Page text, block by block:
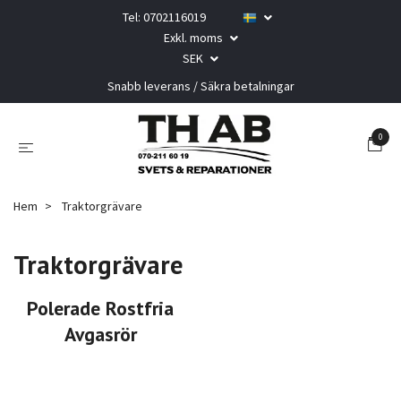
Tel: 0702116019
Exkl. moms
SEK
Snabb leverans / Säkra betalningar
0
Hem Traktorgrävare
Traktorgrävare
Polerade Rostfria
Avgasrör